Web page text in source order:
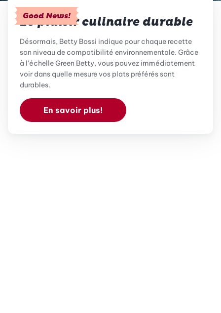
Good News!
Le plaisir culinaire durable
Désormais, Betty Bossi indique pour chaque recette
son niveau de compatibilité environnementale. Grâce
à l'échelle Green Betty, vous pouvez immédiatement
voir dans quelle mesure vos plats préférés sont
durables.
En savoir plus!